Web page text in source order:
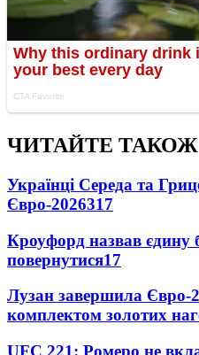
ЧИТАЙТЕ ТАКОЖ
Українці Середа та
Євро-2026317
Кроуфорд назвав єдину
повернутися17
Лузан завершила Євро-
комплектом золотих
UFC 221: Ромеро не